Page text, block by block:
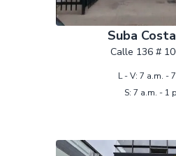
Suba
Calle 136 #
L - V: 7 a.m. -
S: 7 a.m. - 1